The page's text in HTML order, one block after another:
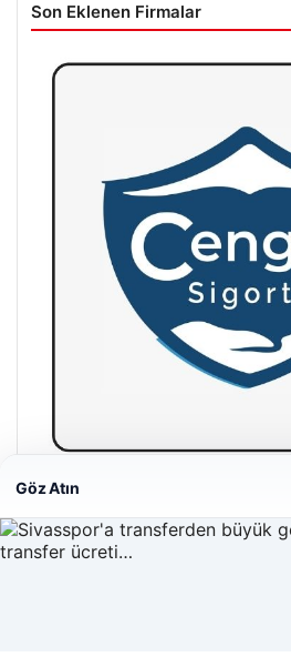
Son Eklenen Firmalar
Hastaş Beton
26/05/2026
Web sitemizi nasıl kullandığınızı
Göz Atın